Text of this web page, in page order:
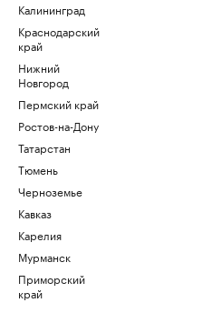
Калининград
Краснодарский
край
Нижний
Новгород
Пермский край
Ростов-на-Дону
Татарстан
Тюмень
Черноземье
Кавказ
Карелия
Мурманск
Приморский
край